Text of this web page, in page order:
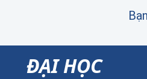
ĐẠI HỌC